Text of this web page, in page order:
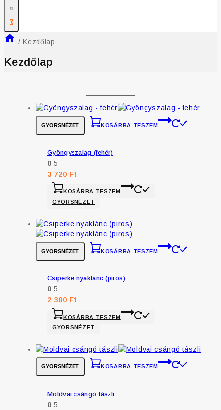
0
/ Kezdőlap
Kezdőlap
GYORSNÉZET KOSÁRBA TESZEM
Gyöngyszalag (fehér)
0 5
3 720 Ft
KOSÁRBA TESZEM
GYORSNÉZET
GYORSNÉZET KOSÁRBA TESZEM
Csiperke nyaklánc (piros)
0 5
2 300 Ft
KOSÁRBA TESZEM
GYORSNÉZET
GYORSNÉZET KOSÁRBA TESZEM
Moldvai csángó tászli
0 5